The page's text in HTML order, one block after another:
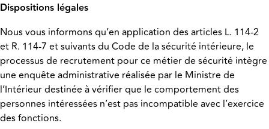
Dispositions légales
Nous vous informons qu’en application des articles L. 114-2
et R. 114-7 et suivants du Code de la sécurité intérieure, le
processus de recrutement pour ce métier de sécurité intègre
une enquête administrative réalisée par le Ministre de
l’Intérieur destinée à vérifier que le comportement des
personnes intéressées n’est pas incompatible avec l’exercice
des fonctions.